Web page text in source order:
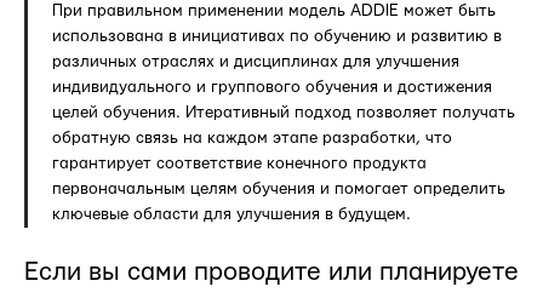
При правильном применении модель ADDIE может быть
использована в инициативах по обучению и развитию в
различных отраслях и дисциплинах для улучшения
индивидуального и группового обучения и достижения
целей обучения. Итеративный подход позволяет получать
обратную связь на каждом этапе разработки, что
гарантирует соответствие конечного продукта
первоначальным целям обучения и помогает определить
ключевые области для улучшения в будущем.
Если вы сами проводите или планируете